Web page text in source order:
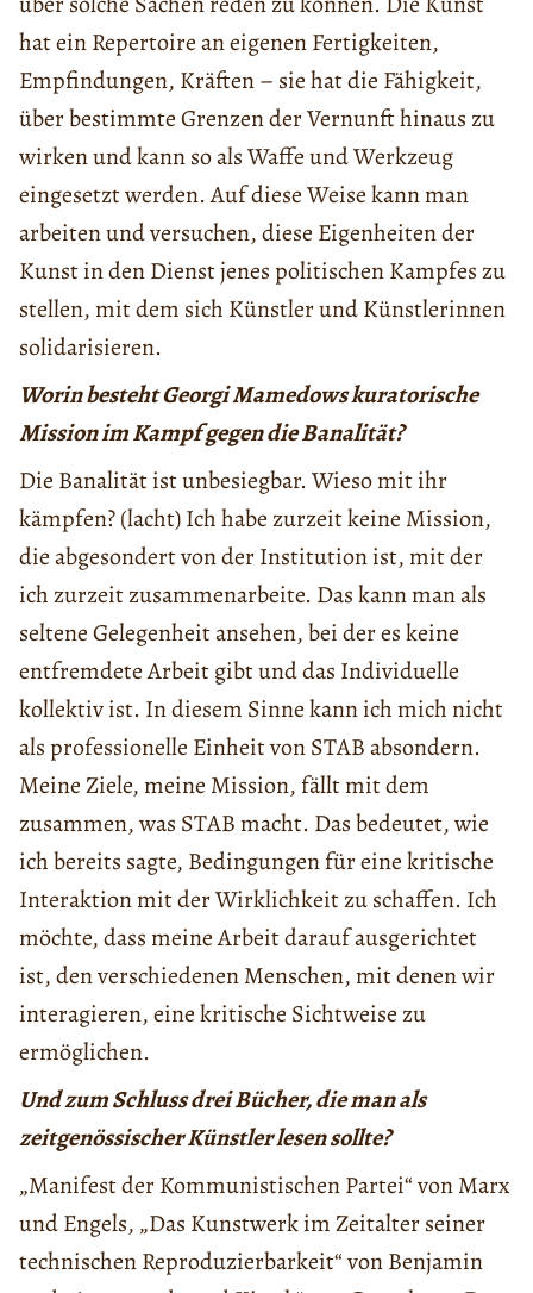
hat ein Repertoire an eigenen Fertigkeiten,
Empfindungen, Kräften – sie hat die Fähigkeit,
über bestimmte Grenzen der Vernunft hinaus zu
wirken und kann so als Waffe und Werkzeug
eingesetzt werden. Auf diese Weise kann man
arbeiten und versuchen, diese Eigenheiten der
Kunst in den Dienst jenes politischen Kampfes zu
stellen, mit dem sich Künstler und Künstlerinnen
solidarisieren.
Worin besteht Georgi Mamedows kuratorische
Mission im Kampf gegen die Banalität?
Die Banalität ist unbesiegbar. Wieso mit ihr
kämpfen? (lacht) Ich habe zurzeit keine Mission,
die abgesondert von der Institution ist, mit der
ich zurzeit zusammenarbeite. Das kann man als
seltene Gelegenheit ansehen, bei der es keine
entfremdete Arbeit gibt und das Individuelle
kollektiv ist. In diesem Sinne kann ich mich nicht
als professionelle Einheit von STAB absondern.
Meine Ziele, meine Mission, fällt mit dem
zusammen, was STAB macht. Das bedeutet, wie
ich bereits sagte, Bedingungen für eine kritische
Interaktion mit der Wirklichkeit zu schaffen. Ich
möchte, dass meine Arbeit darauf ausgerichtet
ist, den verschiedenen Menschen, mit denen wir
interagieren, eine kritische Sichtweise zu
ermöglichen.
Und zum Schluss drei Bücher, die man als
zeitgenössischer Künstler lesen sollte?
„Manifest der Kommunistischen Partei“ von Marx
und Engels, „Das Kunstwerk im Zeitalter seiner
technischen Reproduzierbarkeit“ von Benjamin